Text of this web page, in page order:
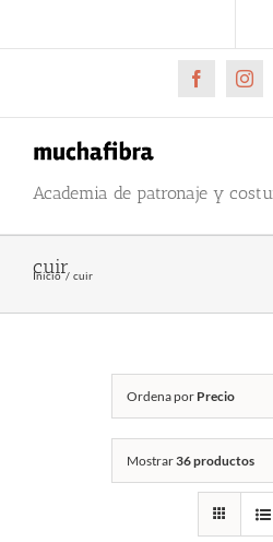
al
Facebook
Academia de patronaje y
cuir
Inicio cuir
Ordena por Precio
Mostrar36 productos